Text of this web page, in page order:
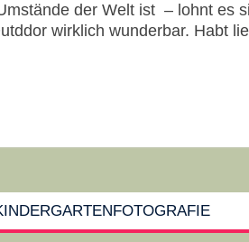
der Welt ist – lohnt es
wirklich wunderbar. Habt